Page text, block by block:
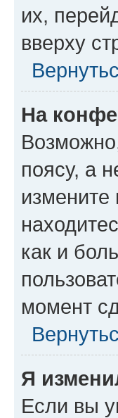
их,
вверху
На
поясу, а
измените
как и
момент
Я
Если вы